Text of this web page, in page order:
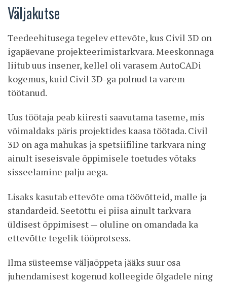
Väljakutse
Teedeehitusega tegelev ettevõte, kus Civil 3D on
igapäevane projekteerimistarkvara. Meeskonnaga
liitub uus insener, kellel oli varasem AutoCADi
kogemus, kuid Civil 3D-ga polnud ta varem
töötanud.
Uus töötaja peab kiiresti saavutama taseme, mis
võimaldaks päris projektides kaasa töötada. Civil
3D on aga mahukas ja spetsiifiline tarkvara ning
ainult iseseisvale õppimisele toetudes võtaks
sisseelamine palju aega.
Lisaks kasutab ettevõte oma töövõtteid, malle ja
standardeid. Seetõttu ei piisa ainult tarkvara
üldisest õppimisest — oluline on omandada ka
ettevõtte tegelik tööprotsess.
Ilma süsteemse väljaõppeta jääks suur osa
juhendamisest kogenud kolleegide õlgadele ning